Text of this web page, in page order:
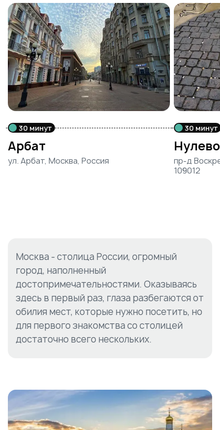
30 минут
Арбат
ул. Арбат, Москва, Россия
30 минут
пр-д
109012
Москва - столица России, огромный
город, наполненный
достопримечательностями. Оказываясь
здесь в первый раз, глаза разбегаются от
обилия мест, которые нужно посетить, но
для первого знакомства со столицей
достаточно всего нескольких.